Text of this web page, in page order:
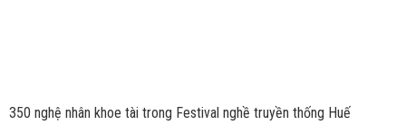
350 nghệ nhân khoe tài trong Festival nghề truyền thống Huế